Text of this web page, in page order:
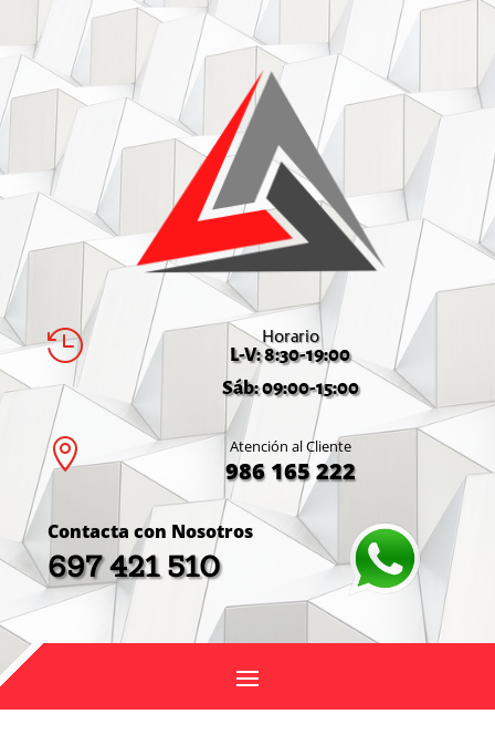
 Horario
L-V: 8:30-19:00
Sáb: 09:00-15:00
 Atención al Cliente
986 165 222
Contacta con Nosotros
697 421 510